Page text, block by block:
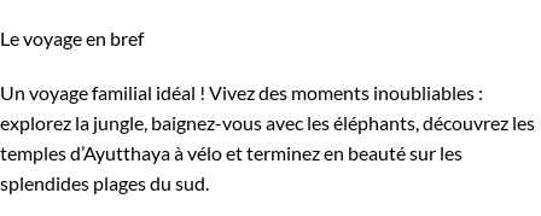
Le voyage en bref
Un voyage familial idéal ! Vivez des moments inoubliables :
explorez la jungle, baignez-vous avec les éléphants, découvrez les
temples d’Ayutthaya à vélo et terminez en beauté sur les
splendides plages du sud.